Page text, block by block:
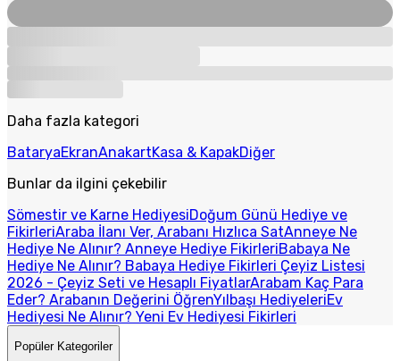
Daha fazla kategori
BataryaEkranAnakartKasa & KapakDiğer
Bunlar da ilgini çekebilir
Sömestir ve Karne HediyesiDoğum Günü Hediye ve
FikirleriAraba İlanı Ver, Arabanı Hızlıca SatAnneye Ne
Hediye Ne Alınır? Anneye Hediye FikirleriBabaya Ne
Hediye Ne Alınır? Babaya Hediye Fikirleri Çeyiz Listesi
2026 - Çeyiz Seti ve Hesaplı FiyatlarArabam Kaç Para
Eder? Arabanın Değerini ÖğrenYılbaşı HediyeleriEv
Hediyesi Ne Alınır? Yeni Ev Hediyesi Fikirleri
Popüler Kategoriler